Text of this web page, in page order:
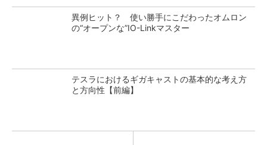
異例ヒット？ 使い勝手にこだわったオムロン
の“オープンな”IO-Linkマスター
テスラにおけるギガキャストの基本的な考え方
と方向性【前編】